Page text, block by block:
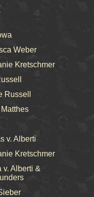
Weber
Kretschmer
Russell
v. Alberti
Kretschmer
v. Alberti &